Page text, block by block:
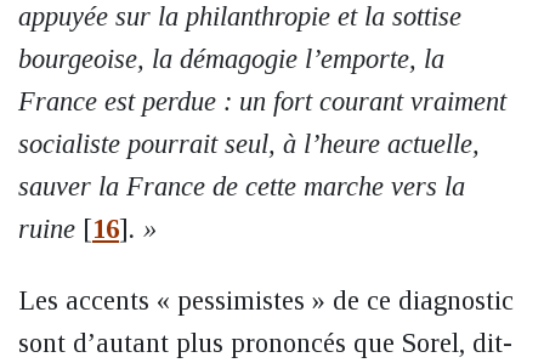
appuyée sur la philanthropie et la sottise
bourgeoise, la démagogie l’emporte, la
France est perdue : un fort courant vraiment
socialiste pourrait seul, à l’heure actuelle,
sauver la France de cette marche vers la
ruine [16]. »
Les accents « pessimistes » de ce diagnostic
sont d’autant plus prononcés que Sorel, dit-